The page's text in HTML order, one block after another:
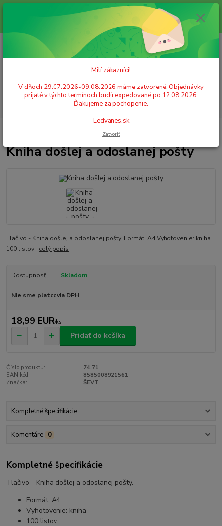
Milí zákazníci! V dňoch 29.07.2026-09.08.2026 máme zatvorené.
Objednávky prijaté v týchto termínoch budú expedované po 12.08.2026.
Ďakujeme za pochopenie. Ledvanes.sk
+421 908 755 958
Po. - Pia. od 9:00 hod. - 16:00 hod.
za0,00 EUR
Kniha došlej a odoslanej pošty
Tlačivo - Kniha došlej a odoslanej pošty. Formát: A4 Vyhotovenie: kniha
100 listov celý popis
Dostupnosť Skladom
Nie sme platcovia DPH
18,99 EUR/ks
Pridať do košíka
Číslo produktu:
74.71
EAN kód:
8585008921561
Značka:
ŠEVT
Kompletné špecifikácie
Komentáre 0
Kompletné špecifikácie
Tlačivo - Kniha došlej a odoslanej pošty.
Formát: A4
Vyhotovenie: kniha
100 listov
Milí zákazníci!
V dňoch 29.07.2026-09.08.2026 máme zatvorené. Objednávky
prijaté v týchto termínoch budú expedované po 12.08.2026.
Ďakujeme za pochopenie.
Ledvanes.sk
Zatvoriť